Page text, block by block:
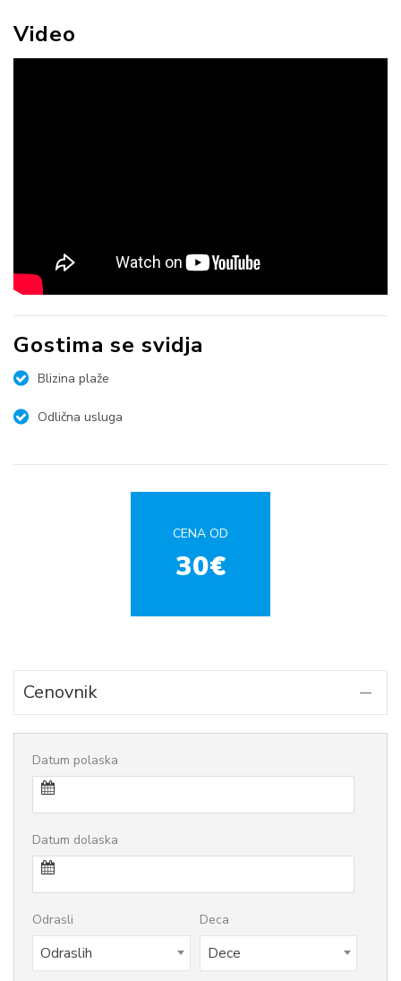
Video
Gostima se svidja
Blizina plaže
Odlična usluga
CENA OD
30€
Cenovnik
Datum polaska
Datum dolaska
Odrasli
Odraslih
Deca
Dece